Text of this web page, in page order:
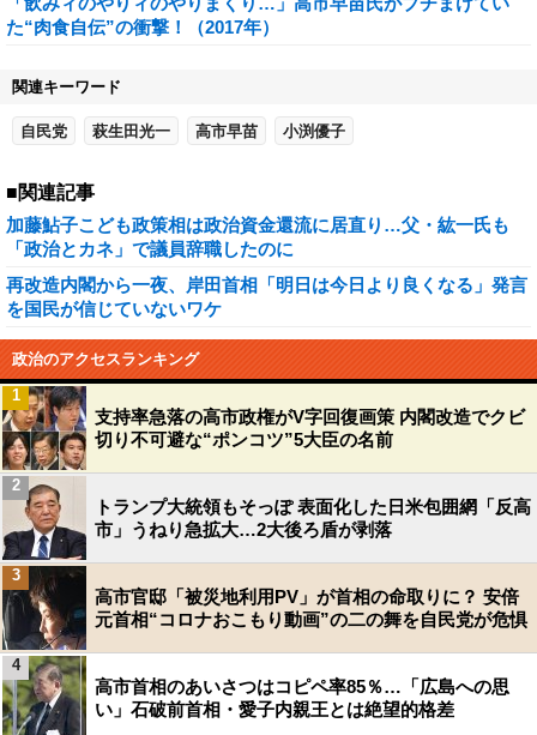
た“肉食自伝”の衝撃！（2017年）
関連キーワード
自民党 萩生田光一 高市早苗 小渕優子
■関連記事
加藤鮎子こども政策相は政治資金還流に居直り…父・紘一氏も
「政治とカネ」で議員辞職したのに
再改造内閣から一夜、岸田首相「明日は今日より良くなる」発言
を国民が信じていないワケ
政治のアクセスランキング
支持率急落の高市政権がV字回復画策 内閣改造でクビ
切り不可避な“ポンコツ”5大臣の名前
1
トランプ大統領もそっぽ 表面化した日米包囲網「反高
市」うねり急拡大…2大後ろ盾が剥落
2
高市官邸「被災地利用PV」が首相の命取りに？ 安倍
元首相“コロナおこもり動画”の二の舞を自民党が危惧
3
高市首相のあいさつはコピペ率85％…「広島への思
い」石破前首相・愛子内親王とは絶望的格差
4